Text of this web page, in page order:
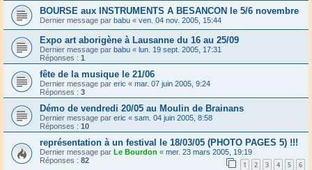
BOURSE aux INSTRUMENTS A BESANCON le 5/6 novembre
Dernier message par babu « ven. 04 nov. 2005, 15:44
Expo art aborigène à Lausanne du 16 au 25/09
Dernier message par babu « lun. 19 sept. 2005, 17:31
Réponses : 1
fête de la musique le 21/06
Dernier message par eric « mar. 07 juin 2005, 9:24
Réponses : 3
Démo de vendredi 20/05 au Moulin de Brainans
Dernier message par eric « sam. 04 juin 2005, 8:58
Réponses : 10
représentation à un festival le 18/03/05 (PHOTO PAGES 5) !!!
Dernier message par Le Bourdon « mer. 23 mars 2005, 19:19
Réponses : 82 1 2 3 4 5 6